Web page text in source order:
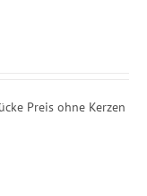
Preis ohne Kerzen